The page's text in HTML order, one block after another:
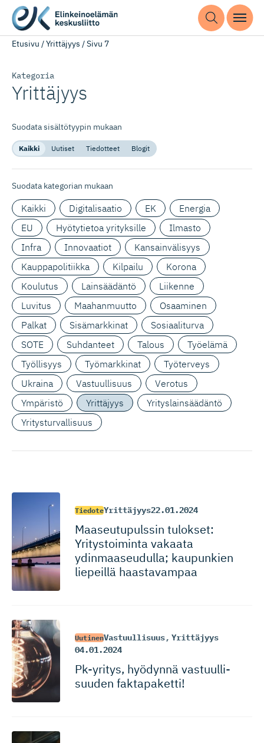
Etusivu /Yrittäjyys /Sivu 7
Kategoria
Yrittäjyys
Suodata sisältötyypin mukaan
Kaikki Uutiset Tiedotteet Blogit
Suodata kategorian mukaan
Kaikki Digitalisaatio EK
Energia
EU
Hyötytietoa yrityksille
Ilmasto
Infra
Innovaatiot
Kansainvälisyys
Kauppapolitiikka
Kilpailu
Korona
Koulutus
Lainsäädäntö
Liikenne
Luvitus
Maahanmuutto
Osaaminen
Palkat
Sisämarkkinat
Sosiaaliturva
SOTE
Suhdanteet Talous
Työelämä
Työllisyys
Työmarkkinat
Työterveys
Ukraina
Vastuullisuus
Verotus
Ympäristö
Yrittäjyys
Yrityslainsäädäntö
Yritysturvallisuus
TiedoteYrittäjyys22.01.2024
Maaseutupulssin tulokset:
Yritystoiminta vakaata
ydinmaaseu­dulla; kaupunkien
liepeillä haastavampaa
UutinenVastuullisuus, Yrittäjyys
04.01.2024
Pk-yritys, hyödynnä vastuulli­
suuden faktapaketti!